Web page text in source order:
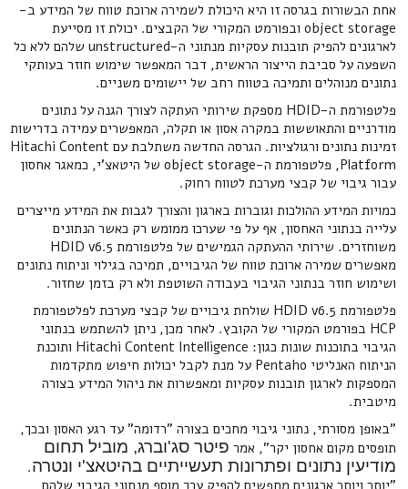
אחת הבשורות בגרסה זו היא היכולת לשמירה ארוכת טווח של המידע ב-
object storage ובפורמט המקורי של הקבצים. יכולת זו מסייעת
לארגונים להפיק תובנות עסקיות מנתוני ה-unstructured שלהם ללא כל
השפעה על סביבת הייצור הראשית, דבר המאפשר שימוש חוזר בעותקי
נתונים מנוהלים ותמיכה בטווח רחב של יישומים משניים.
פלטפורמת ה-HDID מספקת שירותי העתקה לצורך הגנה על נתונים
מודרניים והתאוששות במקרה אסון או תקלה, המאפשרים עמידה בדרישות
זמינות נתונים ורגולציות. הגרסה החדשה משתלבת עם Hitachi Content
Platform, פלטפורמת ה-object storage של היטאצ'י, כמאגר אחסון
עבור גיבוי של קבצי מערכת לטווח רחוק.
כמויות המידע ההולכות וגוברות בארגון והצורך לגבות את המידע מייצרים
עלייה בנתוני האחסון, אף על פי שערכו ממומש רק כאשר הנתונים
משוחזרים. שירותי ההעתקה הגמישים של פלטפורמת HDID v6.5
מאפשרים שמירה ארוכת טווח של הגיבויים, תמיכה בגילוי וניתוח נתונים
ושימוש חוזר בנתוני הגיבוי בעבודה השוטפת ולא רק בזמן שחזור.
פלטפורמת HDID v6.5 שולחת גיבויים של קבצי מערכת לפלטפורמת
HCP בפורמט המקורי של הקובץ. לאחר מכן, ניתן להשתמש בנתוני
הגיבוי בתוכנות שונות כגון: Hitachi Content Intelligence ותוכנת
הניתוח האנליטי Pentaho על מנת לקבל יכולות חיפוש מתקדמות
המספקות לארגון תובנות עסקיות ומאפשרות את ניהול המידע בצורה
מיטבית.
"באופן מסורתי, נתוני גיבוי מחכים בצורה "רדומה" עד רגע האסון ובכך,
תופסים מקום אחסון יקר", אמר פיטר סג'וברג, מוביל תחום
מודיעין נתונים ופתרונות תעשייתיים בהיטאצ'י ונטרה.
"יותר ויותר ארגונים מחפשים להפיק ערך מוסף מנתוני הגיבוי שלהם